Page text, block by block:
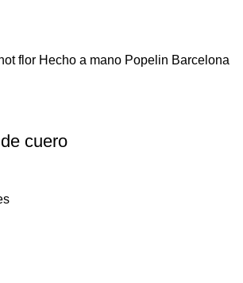
cuero